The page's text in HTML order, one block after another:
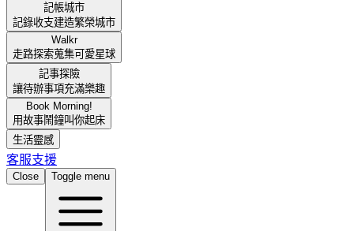
記帳城市
記錄收支建造繁榮城市
Walkr
走路探索蒐集可愛星球
記事探險
讓待辦事項充滿樂趣
Book Morning!
用故事鬧鐘叫你起床
生活靈感
客服支援
Close Toggle menu